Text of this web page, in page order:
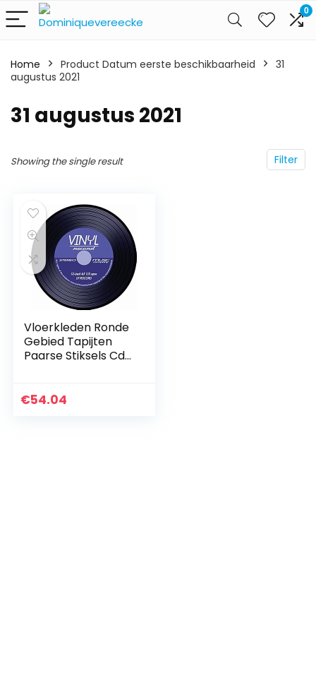
0
Home Product Datum eerste beschikbaarheid
31
augustus 2021
31 augustus 2021
Filter
Showing the single result
Vloerkleden Ronde
Gebied Tapijten
Paarse Stiksels Cd
Ontwerp Kussen
€54.04